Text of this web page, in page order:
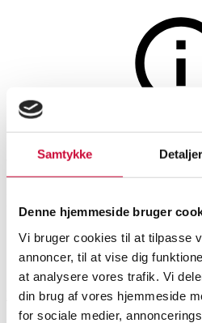
Samtykke Detaljer
Denne hjemmeside bruger
Vi bruger cookies til at tilpasse
annoncer, til at vise dig
at analysere vores trafik. Vi
din brug af vores hjemmeside
for sociale medier,
Royal
SHOWROOM
Hørsholm
VURDERING
DKK 4.400